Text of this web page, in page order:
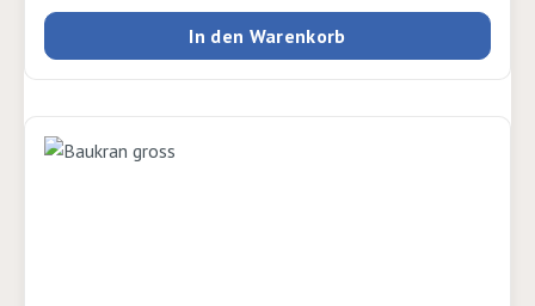
von Frühling, Sommer, Herbst und Winter kennen und
erweitern ihren Wortschatz. Inhalt: 4 Themenblätter
Magnetverschluss(21 x 12 x 6 cm) ab 3 Jahren
In den Warenkorb